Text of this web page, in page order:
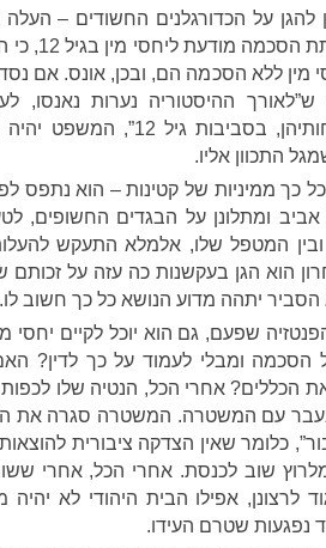
להגן על הכדורגלנים החשודים –
מוקש. ילדה איננה
מין ללא הסכמה הם, ובכן, אונס. אם
ההיסטוריה נערות נאנסו,
בהסכמה ורצון של משפחותיהן, בסביבות
התכוון אליו.
כך ממיניות של קטינות – הוא נתפס
ומתלונן על הבגדים החשופים,
ובין המטפל שלו, אלמלא התעקש
הוא הגן בעקשנות כה עזה על זכותם
יתהה מדוע הנושא כל כך חשוב לו.
ומבלי לעמוד על כך לדין?
הכללים? אחרי הכל, הנטיה שלו
עם המשטרה. המשטרה סגרה את
כלומר שאין הצדקה ציבורית
שוב לכנסת. אחרי הכל, אחרי
לרצונן, אפילו הבית היהודי לא יהיה
נפגעות שטרם העידו.